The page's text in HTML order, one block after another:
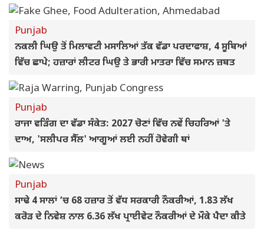
Punjab
ਨਕਲੀ ਘਿਉ ਤੋਂ ਮਿਲਾਵਟੀ ਮਸਾਲਿਆਂ ਤੱਕ ਵੱਡਾ ਪਰਦਾਫਾਸ਼, 4 ਸੂਬਿਆਂ
ਵਿੱਚ ਛਾਪੇ; ਹਜ਼ਾਰਾਂ ਲੀਟਰ ਘਿਉ ਤੇ ਭਾਰੀ ਮਾਤਰਾ ਵਿੱਚ ਸਮਾਨ ਜ਼ਬਤ
Punjab
ਰਾਜਾ ਵੜਿੰਗ ਦਾ ਵੱਡਾ ਸੰਕੇਤ: 2027 ਚੋਣਾਂ ਵਿੱਚ ਨਵੇਂ ਚਿਹਰਿਆਂ 'ਤੇ
ਦਾਅ, 'ਸਲੀਪਰ ਸੈੱਲ' ਆਗੂਆਂ ਲਈ ਨਹੀਂ ਹੋਵੇਗੀ ਥਾਂ
Punjab
ਸਾਢੇ 4 ਸਾਲਾਂ ‘ਚ 68 ਹਜ਼ਾਰ ਤੋਂ ਵੱਧ ਸਰਕਾਰੀ ਨੌਕਰੀਆਂ, 1.83 ਲੱਖ
ਕਰੋੜ ਦੇ ਨਿਵੇਸ਼ ਨਾਲ 6.36 ਲੱਖ ਪ੍ਰਾਈਵੇਟ ਨੌਕਰੀਆਂ ਦੇ ਮੌਕੇ ਪੈਦਾ ਕੀਤੇ